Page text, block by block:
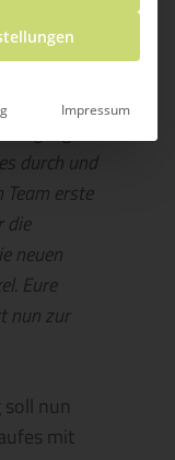
Zur
Anträge
durch und
erste
die
neuen
Eure
nun zur
nun
mit
Impressum